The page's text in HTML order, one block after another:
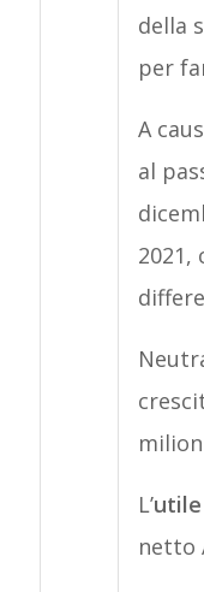
della
per
A
al
L’
netto